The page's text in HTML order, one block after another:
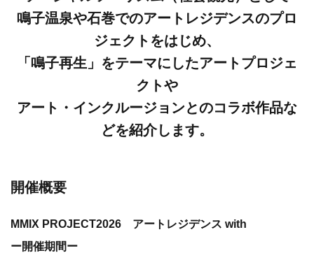
鳴子温泉や石巻でのアートレジデンスのプロ
ジェクトをはじめ、
「鳴子再生」をテーマにしたアートプロジェ
クトや
アート・インクルージョンとのコラボ作品な
どを紹介します。
開催概要
MMIX PROJECT2026 アートレジデンス with
ー開催期間ー